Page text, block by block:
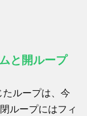
と開ループ
たループは、今
ループにはフィ